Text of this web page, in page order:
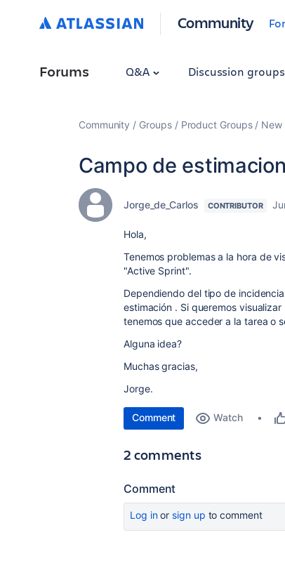
Community
Forums Q&A Discussion groups
Community Groups Product Groups New
Campo de
Jorge_de_Carlos CONTRIBUTOR
Hola,
Tenemos problemas a la hora de
"Active Sprint".
Dependiendo del tipo de
estimación . Si queremos
tenemos que acceder a la tarea o
Alguna idea?
Muchas gracias,
Jorge.
Comment Watch
2 comments
Comment
Log inor sign up to comment